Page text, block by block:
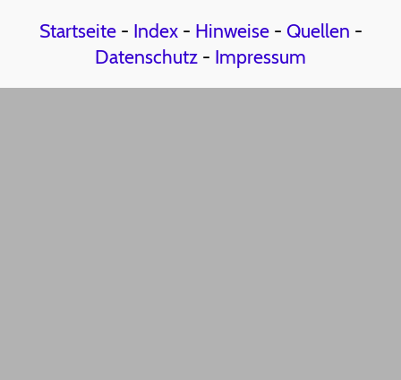
Startseite- Index- Hinweise- Quellen -
Datenschutz - Impressum